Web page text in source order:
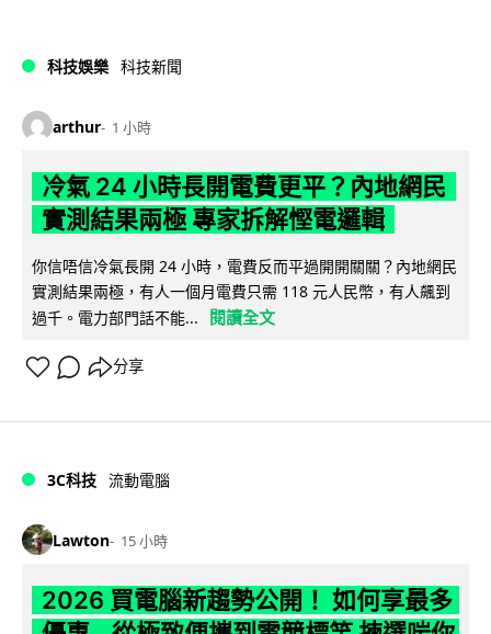
科技娛樂 科技新聞
arthur 1 小時
冷氣 24 小時長開電費更平？內地網民
實測結果兩極 專家拆解慳電邏輯
你信唔信冷氣長開 24 小時，電費反而平過開開關關？內地網民
實測結果兩極，有人一個月電費只需 118 元人民幣，有人飆到
過千。電力部門話不能...
閱讀全文
分享
3C科技 流動電腦
Lawton 15 小時
2026 買電腦新趨勢公開！ 如何享最多